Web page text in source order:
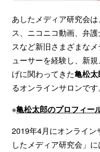
あしたメディア研究会
ス、ニコニコ動画、弁
スなど新旧さまざまな
ューサーを経験し、新
げに関わってきた亀松太
るオンラインサロンです。
※亀松太郎のプロフィー
2019年4月にオンライ
したメディア研究会」